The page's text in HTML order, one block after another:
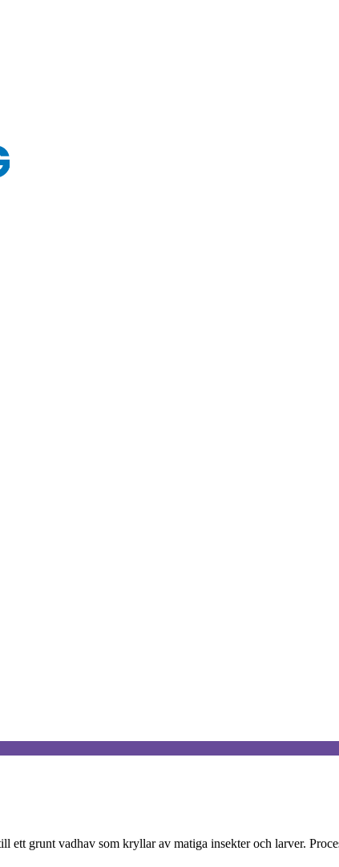
grunt vadhav som kryllar av matiga insekter och larver.